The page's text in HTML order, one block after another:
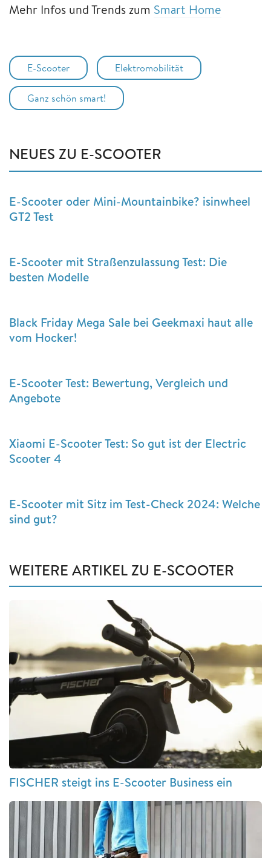
Mehr Infos und Trends zum Smart Home
E-Scooter Elektromobilität
Ganz schön smart!
NEUES ZU E-SCOOTER
E-Scooter oder Mini-Mountainbike? isinwheel
GT2 Test
E-Scooter mit Straßenzulassung Test: Die
besten Modelle
Black Friday Mega Sale bei Geekmaxi haut alle
vom Hocker!
E-Scooter Test: Bewertung, Vergleich und
Angebote
Xiaomi E-Scooter Test: So gut ist der Electric
Scooter 4
E-Scooter mit Sitz im Test-Check 2024: Welche
sind gut?
WEITERE ARTIKEL ZU E-SCOOTER
FISCHER steigt ins E-Scooter Business ein